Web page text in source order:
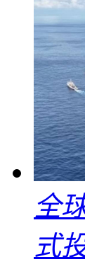
全
式